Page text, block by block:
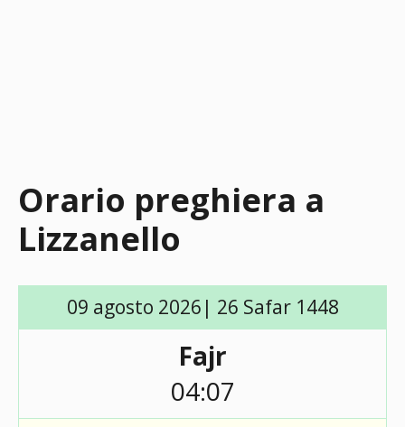
Orario preghiera a
Lizzanello
09 agosto 2026| 26 Safar 1448
Fajr
04:07